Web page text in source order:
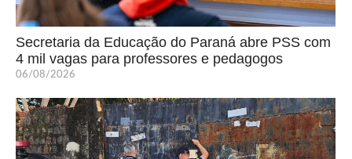
Secretaria da Educação do Paraná abre PSS com
4 mil vagas para professores e pedagogos
06/08/2026